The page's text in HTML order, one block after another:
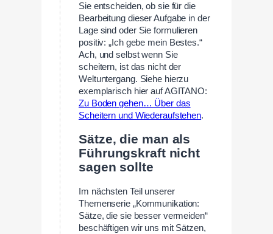
Sie entscheiden, ob sie für die
Bearbeitung dieser Aufgabe in der
Lage sind oder Sie formulieren
positiv: „Ich gebe mein Bestes.“
Ach, und selbst wenn Sie
scheitern, ist das nicht der
Weltuntergang. Siehe hierzu
exemplarisch hier auf AGITANO:
Zu Boden gehen… Über das
Scheitern und Wiederaufstehen.
Sätze, die man als
Führungskraft nicht
sagen sollte
Im nächsten Teil unserer
Themenserie „Kommunikation:
Sätze, die sie besser vermeiden“
beschäftigen wir uns mit Sätzen,